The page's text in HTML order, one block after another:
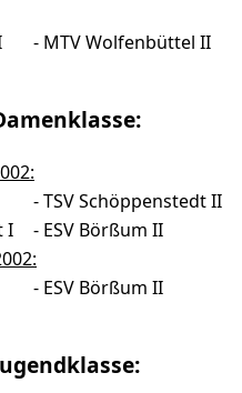
- MTV Wolfenbüttel II
-TSV Schöppenstedt II
I - ESV Börßum II
- ESV Börßum II